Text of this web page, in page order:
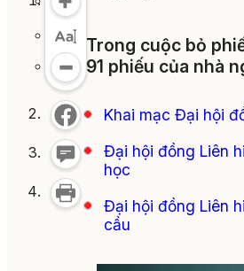
Trong cuộc bỏ
91 phiếu của nhà
Khai mạc Đại hội
Đại hội đồng Liên
học
Đại hội đồng Liên
cầu